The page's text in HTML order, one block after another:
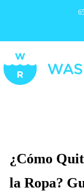
¿Cómo
la Ropa?